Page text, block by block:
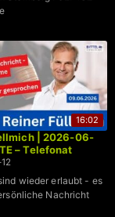
16:02
| 2026-06-
– Telefonat
wieder erlaubt - es
Nachricht